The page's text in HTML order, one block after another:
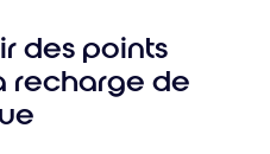
des points
recharge de